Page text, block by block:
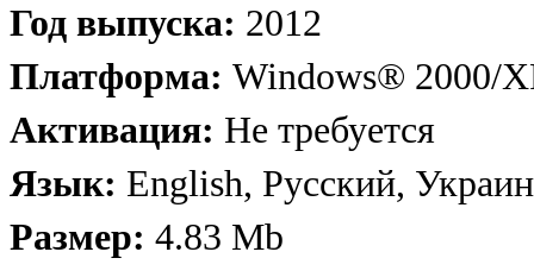
Год выпуска: 2012
Платформа: Windows® 2000/
Активация: Не требуется
Язык: English, Русский,
Размер: 4.83 Mb